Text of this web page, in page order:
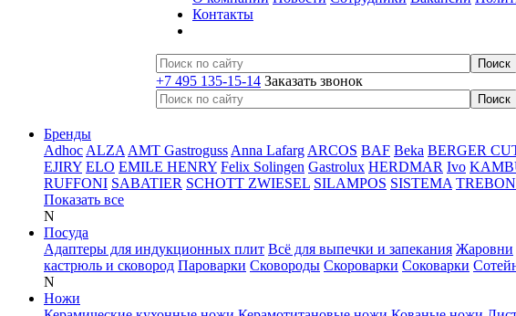
Контакты
+7 495 135-15-14 Заказать звонок
Бренды
Adhoc ALZA AMT Gastroguss Anna Lafarg ARCOS BAF Beka BERGER
EJIRY ELO EMILE HENRY Felix Solingen Gastrolux HERDMAR Ivo
RUFFONI SABATIER SCHOTT ZWIESEL SILAMPOS SISTEMA
Показать все
N
Посуда
Адаптеры для индукционных плит Всё для выпечки и запекания Жаровни
кастрюль и сковород Пароварки Сковороды Скороварки Соковарки
N
Ножи